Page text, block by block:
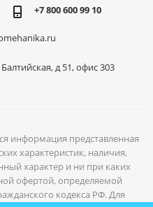
+7 800 600 99 10
д 51, офис 303
информация представленная
характеристик, наличия,
характер и ни при каких
офертой, определяемой
кодекса РФ. Для